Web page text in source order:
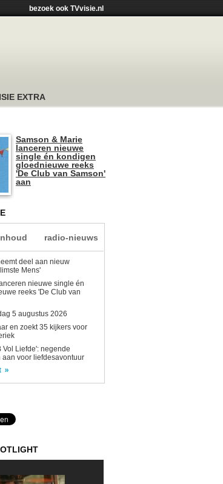
bezoek ook TVvisie.nl
EXTRA
Samson & Marie
lanceren nieuwe
single én kondigen
gloednieuwe reeks
'De Club van Samson'
aan
radio-nieuws
deel aan nieuw
Mens'
nieuwe single én
reeks 'De Club van
5 augustus 2026
en zoekt 35 kijkers voor
Vol Liefde': negende
voor liefdesavontuur